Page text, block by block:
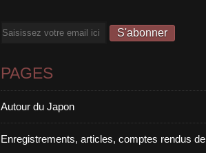
Email
PAGES
Autour du Japon
Enregistrements, articles, comptes rendus de